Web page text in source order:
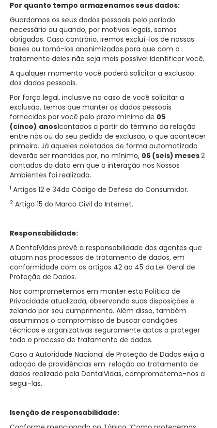
Por quanto tempo armazenamos seus dados:
Guardamos os seus dados pessoais pelo período
necessário ou quando, por motivos legais, somos
obrigados. Caso contrário, iremos excluí-los de nossas
bases ou torná-los anonimizados para que com o
tratamento deles não seja mais possível identificar você.
A qualquer momento você poderá solicitar a exclusão
dos dados pessoais.
Por força legal, inclusive no caso de você solicitar a
exclusão, temos que manter os dados pessoais
fornecidos por você pelo prazo mínimo de 05
(cinco) anos1contados a partir do término da relação
entre nós ou do seu pedido de exclusão, o que acontecer
primeiro. Já aqueles coletados de forma automatizada
deverão ser mantidos por, no mínimo, 06 (seis) meses2
contados da data em que a interação nos Nossos
Ambientes foi realizada.
1 Artigos 12 e 34do Código de Defesa do Consumidor.
2 Artigo 15 do Marco Civil da Internet.
Responsabilidade:
A DentalVidas prevê a responsabilidade dos agentes que
atuam nos processos de tratamento de dados, em
conformidade com os artigos 42 ao 45 da Lei Geral de
Proteção de Dados.
Nos comprometemos em manter esta Política de
Privacidade atualizada, observando suas disposições e
zelando por seu cumprimento. Além disso, também
assumimos o compromisso de buscar condições
técnicas e organizativas seguramente aptas a proteger
todo o processo de tratamento de dados.
Caso a Autoridade Nacional de Proteção de Dados exija a
adoção de providências em relação ao tratamento de
dados realizado pela DentalVidas, comprometemo-nos a
segui-las.
Isenção de responsabilidade: